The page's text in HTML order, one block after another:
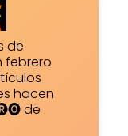
de
febrero
hacen
de